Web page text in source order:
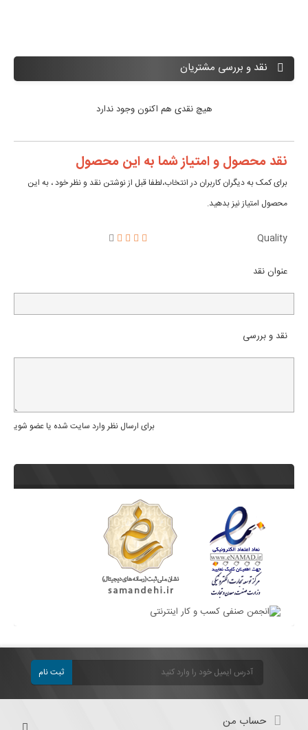
نقد و بررسی مشتریان
هیچ نقدی هم اکنون وجود ندارد
نقد محصول و امتیاز شما به این محصول
برای کمک به دیگران کاربران در انتخاب،لطفا قبل از نوشتن نقد و نظر خود ، به این
محصول امتیاز نیز بدهید.
Quality
عنوان نقد
نقد و بررسی
برای ارسال نظر وارد سایت شده یا عضو شوید
ثبت نام
حساب من